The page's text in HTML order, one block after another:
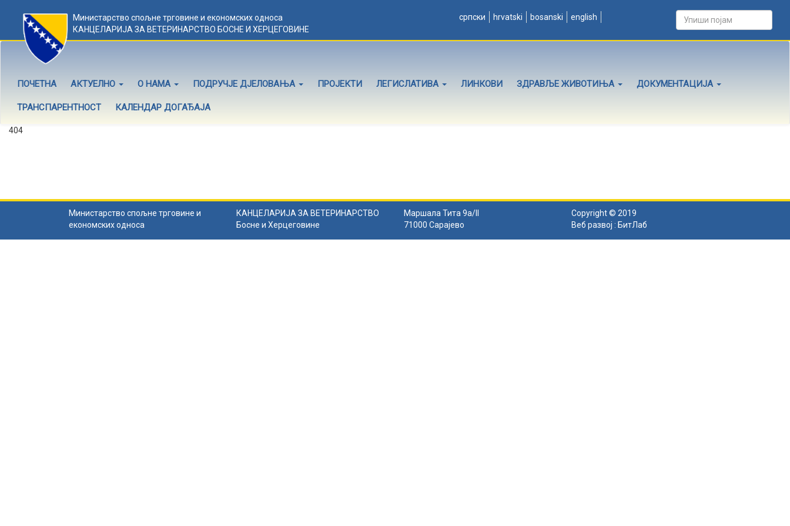
Министарство спољне трговине и економских односа
КАНЦЕЛАРИЈА ЗА ВЕТЕРИНАРСТВО БОСНЕ И ХЕРЦЕГОВИНЕ
српски hrvatski bosanski english
ПОЧЕТНА АКТУЕЛНО О НАМА ПОДРУЧЈЕ ДЈЕЛОВАЊА ПРОЈЕКТИ ЛЕГИСЛАТИВА ЛИНКОВИ ЗДРАВЉЕ ЖИВОТИЊА ДОКУМЕНТАЦИЈА
ТРАНСПАРЕНТНОСТ КАЛЕНДАР ДОГАЂАЈА
404
Министарство спољне трговине и
економских односа
КАНЦЕЛАРИЈА ЗА ВЕТЕРИНАРСТВО
Босне и Херцеговине
Маршала Тита 9а/II
71000 Сарајево
Copyright © 2019
Веб развој : БитЛаб